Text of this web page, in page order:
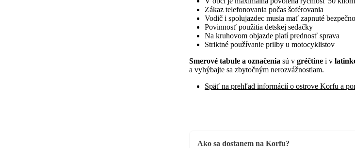
Zákaz telefonovania počas šoférovania
Vodič i spolujazdec musia mať zapnuté
Povinnosť použitia detskej sedačky
Na kruhovom objazde platí prednosť sprava
Striktné používanie prilby u motocyklistov
Smerové tabule a označenia sú v gréčtine i v
a vyhýbajte sa zbytočným nerozvážnostiam.
Späť na prehľad informácií o ostrove Korfu a
Ako sa dostanem na Korfu?